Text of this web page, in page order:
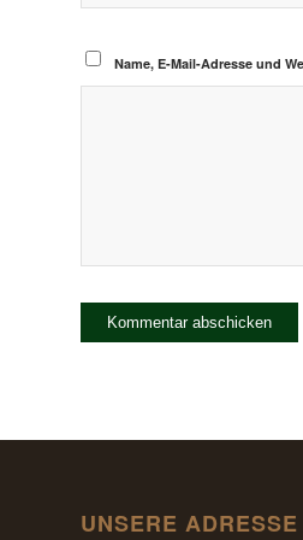
Name, E-Mail-Adresse und
UNSERE ADRESSE